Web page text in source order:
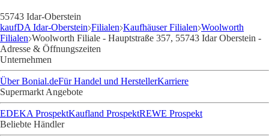
55743 Idar-Oberstein
kaufDA Idar-Oberstein Filialen Kaufhäuser Filialen Woolworth
Filialen Woolworth Filiale - Hauptstraße 357, 55743 Idar Oberstein -
Adresse & Öffnungszeiten
Unternehmen
Über Bonial.deFür Handel und HerstellerKarriere
Supermarkt Angebote
EDEKA ProspektKaufland ProspektREWE Prospekt
Beliebte Händler